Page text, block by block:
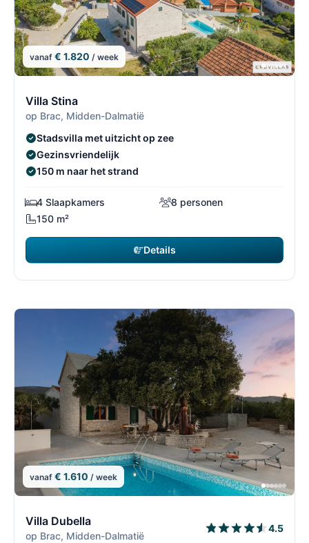
vanaf € 1.820 / week
Villa Stina
op Brac, Midden-Dalmatië
Stadsvilla met uitzicht op zee
Gezinsvriendelijk
150 m naar het strand
4 Slaapkamers
8 personen
150 m²
Details
vanaf € 1.610 / week
Villa Dubella
op Brac, Midden-Dalmatië
4.5